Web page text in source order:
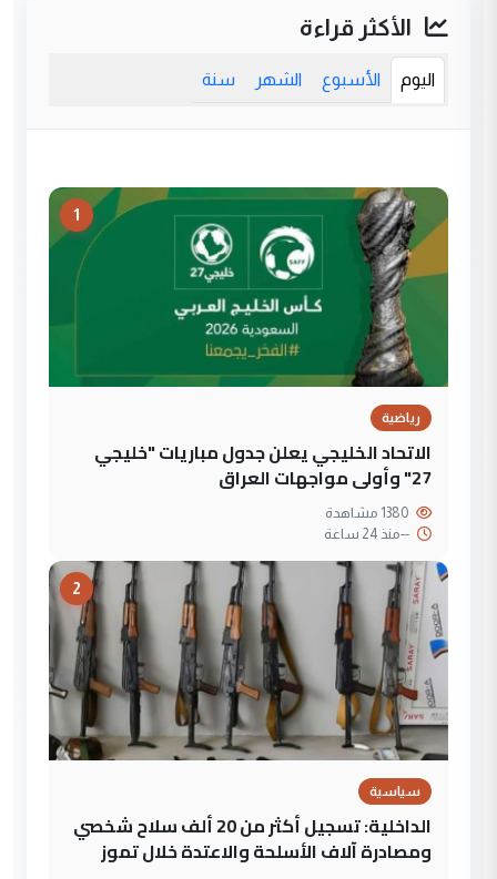
الأكثر قراءة
اليوم الأسبوع الشهر سنة
1
رياضية
الاتحاد الخليجي يعلن جدول مباريات "خليجي
27" وأولى مواجهات العراق
--منذ 24 ساعة
2
سياسية
الداخلية: تسجيل أكثر من 20 ألف سلاح شخصي
ومصادرة آلاف الأسلحة والاعتدة خلال تموز